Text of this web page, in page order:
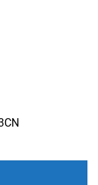
BLACK(2500)